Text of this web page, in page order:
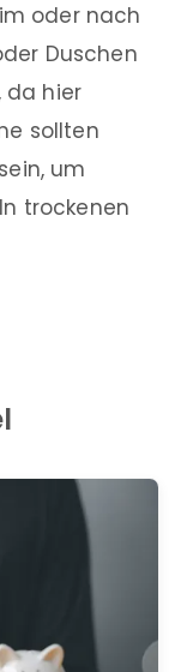
oder nach
Duschen
da hier
sollten
um
trockenen